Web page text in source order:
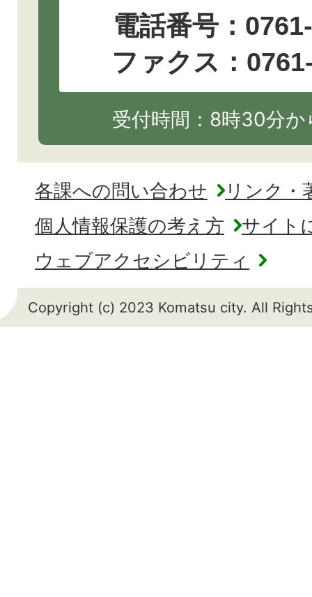
電話番号：
ファクス：
受付時間：8時30分
各課への問い合わせ
リンク・
個人情報保護の考え方
サイト
ウェブアクセシビリティ
Copyright (c) 2023 Komatsu city. All